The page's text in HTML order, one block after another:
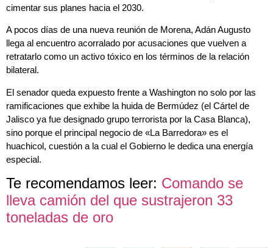
cimentar sus planes hacia el 2030.
A pocos días de una nueva reunión de Morena, Adán Augusto
llega al encuentro acorralado por acusaciones que vuelven a
retratarlo como un activo tóxico en los términos de la relación
bilateral.
El senador queda expuesto frente a Washington no solo por las
ramificaciones que exhibe la huida de Bermúdez (el Cártel de
Jalisco ya fue designado grupo terrorista por la Casa Blanca),
sino porque el principal negocio de «La Barredora» es el
huachicol, cuestión a la cual el Gobierno le dedica una energía
especial.
Te recomendamos leer: Comando se
lleva camión del que sustrajeron 33
toneladas de oro